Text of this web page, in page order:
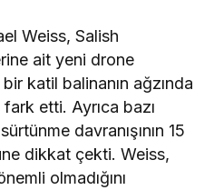
Weiss, Salish
ait yeni drone
katil balinanın ağzında
fark etti. Ayrıca bazı
davranışının 15
dikkat çekti. Weiss,
olmadığını